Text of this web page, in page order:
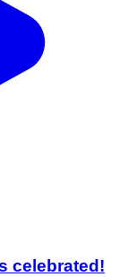
celebrated!